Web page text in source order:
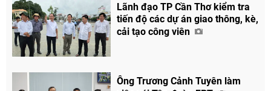
Lãnh đạo TP Cần Thơ kiểm tra
tiến độ các dự án giao thông, kè,
cải tạo công viên
Ông Trương Cảnh Tuyên làm